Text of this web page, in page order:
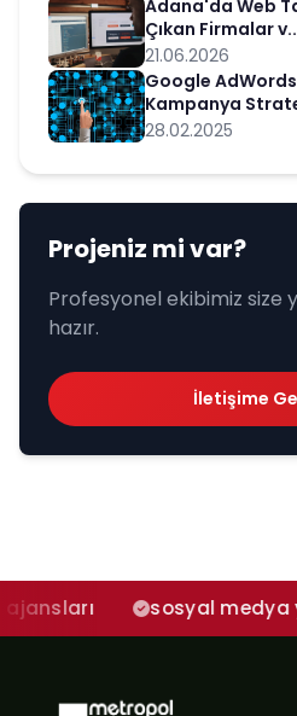
Adana'da Web
Çıkan Firmalar
21.06.2026
Google AdWords
Kampanya
28.02.2025
Projeniz mi var?
Profesyonel ekibimiz size
hazır.
İletişime
sosyal medya yönetimi